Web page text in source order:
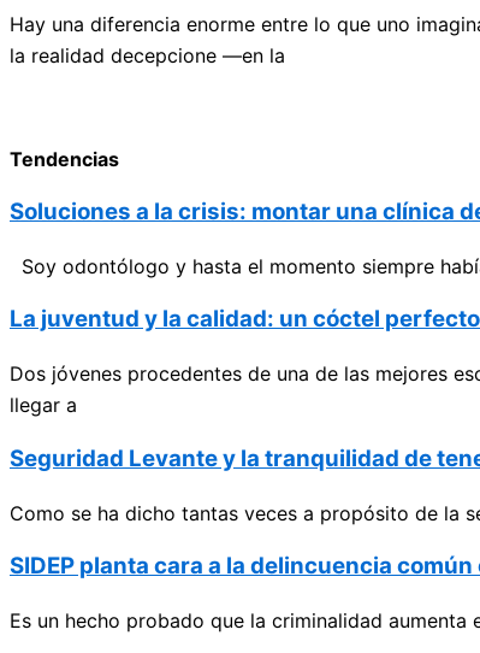
Hay una diferencia enorme entre lo que uno
la realidad decepcione —en la
Tendencias
Soluciones a la crisis: montar una clínica
Soy odontólogo y hasta el momento siempre
La juventud y la calidad: un cóctel
Dos jóvenes procedentes de una de las mejores
llegar a
Seguridad Levante y la tranquilidad de
Como se ha dicho tantas veces a propósito de la
SIDEP planta cara a la delincuencia
Es un hecho probado que la criminalidad